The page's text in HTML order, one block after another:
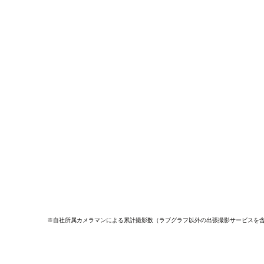
※自社所属カメラマンによる累計撮影数（ラブグラフ以外の出張撮影サービスを